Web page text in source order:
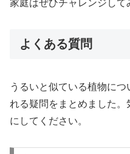
家庭はぜひチャレンジして
よくある質問
うるいと似ている植物に
れる疑問をまとめました
にしてください。